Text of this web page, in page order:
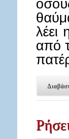
λέει
από